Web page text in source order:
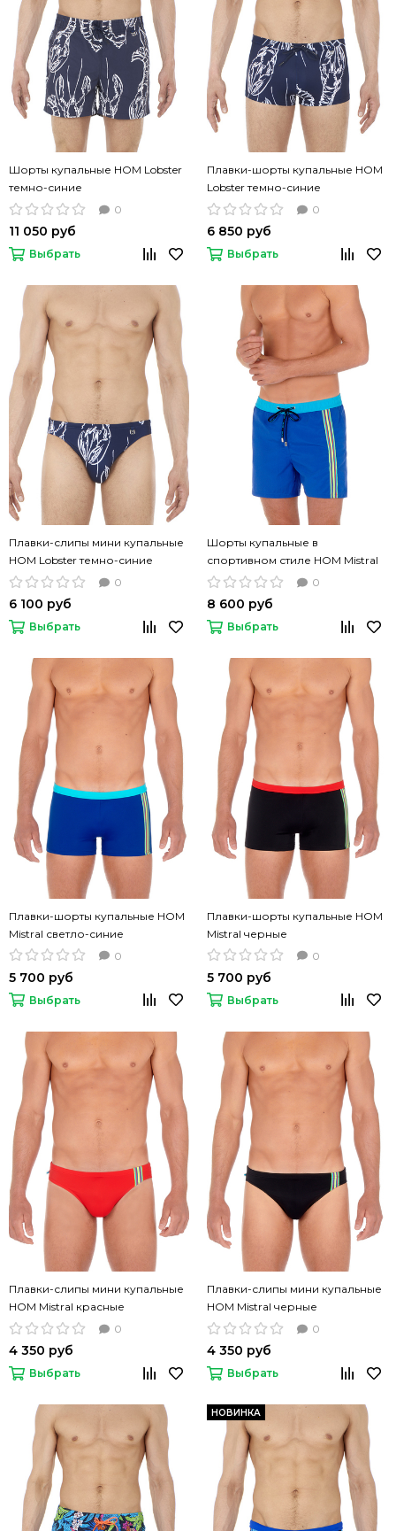
Шорты купальные HOM Lobster
темно-синие
0
11 050 руб
Выбрать
Плавки-шорты купальные HOM
Lobster темно-синие
0
6 850 руб
Выбрать
Плавки-слипы мини купальные
HOM Lobster темно-синие
0
6 100 руб
Выбрать
Шорты купальные в
спортивном стиле HOM Mistral
светло-синие
0
8 600 руб
Выбрать
Плавки-шорты купальные HOM
Mistral светло-синие
0
5 700 руб
Выбрать
Плавки-шорты купальные HOM
Mistral черные
0
5 700 руб
Выбрать
Плавки-слипы мини купальные
HOM Mistral красные
0
4 350 руб
Выбрать
Плавки-слипы мини купальные
HOM Mistral черные
0
4 350 руб
Выбрать
НОВИНКА